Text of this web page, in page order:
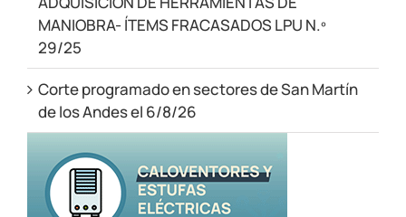
MANIOBRA- ÍTEMS FRACASADOS LPU N.º
29/25
Corte programado en sectores de San Martín
de los Andes el 6/8/26